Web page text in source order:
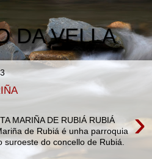
DA VELLA
›
MARIÑA DE RUBIÁ RUBIÁ
de Rubiá é unha parroquia
suroeste do concello de Rubiá.